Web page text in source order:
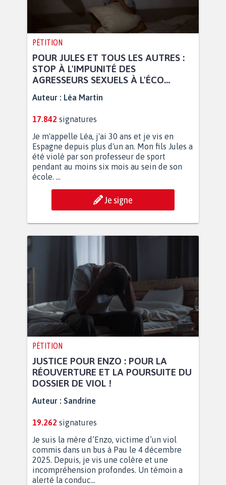
PÉTITION
POUR JULES ET TOUS LES AUTRES :
STOP À L'IMPUNITÉ DES
AGRESSEURS SEXUELS À L'ÉCO...
Auteur : Léa Martin
17.842 signatures
Je m'appelle Léa, j'ai 30 ans et je vis en
Espagne depuis plus d'un an. Mon fils Jules a
été violé par son professeur de sport
pendant au moins six mois au sein de son
école. ...
Je signe
PÉTITION
JUSTICE POUR ENZO : POUR LA
RÉOUVERTURE ET LA POURSUITE DU
DOSSIER DE VIOL !
Auteur : Sandrine
19.262 signatures
Je suis la mère d’Enzo, victime d’un viol
commis dans un bus à Pau le 4 décembre
2025. Depuis, je vis une colère et une
incompréhension profondes. Un témoin a
alerté la conduc...